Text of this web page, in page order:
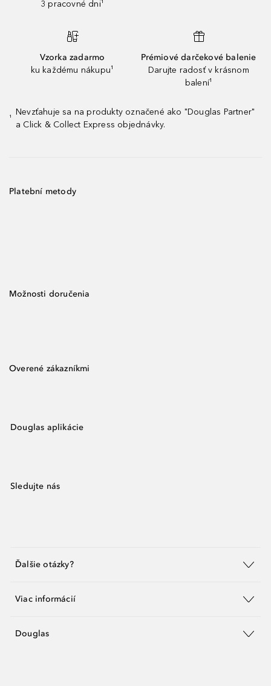
3 pracovné dni¹
Vzorka zadarmo
ku každému nákupu¹
Prémiové darčekové balenie
Darujte radosť v krásnom
balení¹
¹
Nevzťahuje sa na produkty označené ako "Douglas Partner"
a Click & Collect Express objednávky.
Platební metody
Možnosti doručenia
Overené zákazníkmi
Douglas aplikácie
Sledujte nás
Ďalšie otázky?
Viac informácií
Douglas